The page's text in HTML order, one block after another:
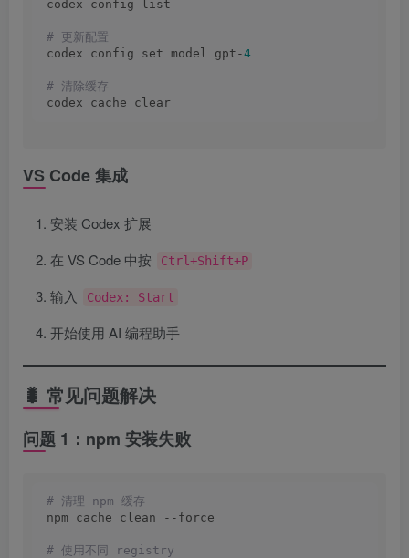
codex config list
# 更新配置
codex config set model gpt-4
# 清除缓存
codex cache clear
VS Code 集成
安装 Codex 扩展
在 VS Code 中按
Ctrl+Shift+P
输入 Codex: Start
开始使用 AI 编程助手
🐛 常见问题解决
问题 1：npm 安装失败
# 清理 npm 缓存
npm cache clean --force
# 使用不同 registry